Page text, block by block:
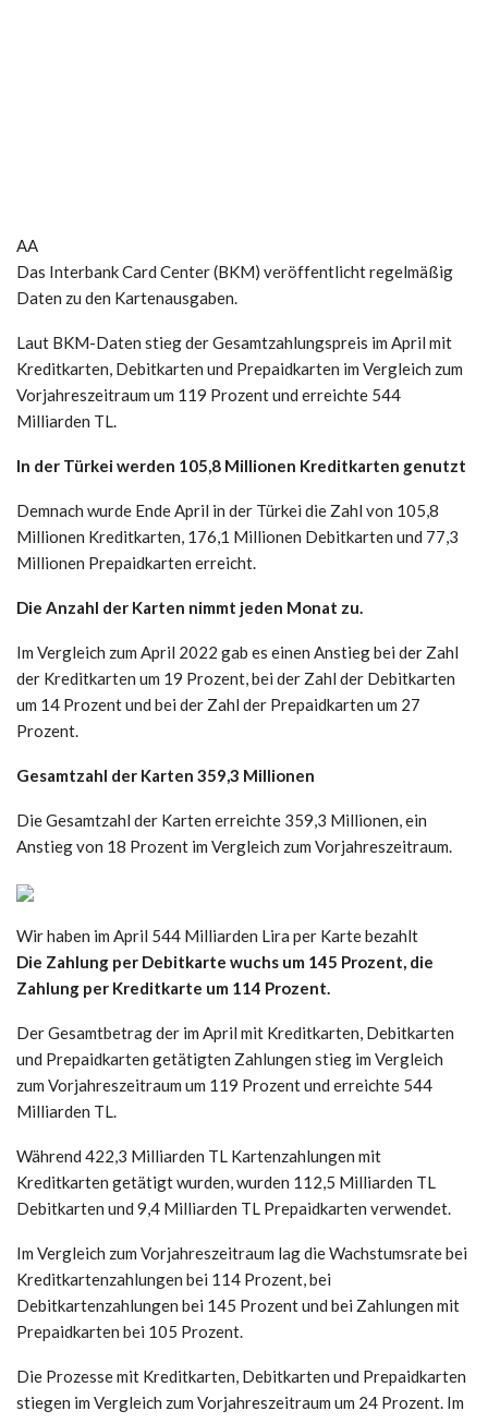
AA
Das Interbank Card Center (BKM) veröffentlicht regelmäßig
Daten zu den Kartenausgaben.
Laut BKM-Daten stieg der Gesamtzahlungspreis im April mit
Kreditkarten, Debitkarten und Prepaidkarten im Vergleich zum
Vorjahreszeitraum um 119 Prozent und erreichte 544
Milliarden TL.
In der Türkei werden 105,8 Millionen Kreditkarten genutzt
Demnach wurde Ende April in der Türkei die Zahl von 105,8
Millionen Kreditkarten, 176,1 Millionen Debitkarten und 77,3
Millionen Prepaidkarten erreicht.
Die Anzahl der Karten nimmt jeden Monat zu.
Im Vergleich zum April 2022 gab es einen Anstieg bei der Zahl
der Kreditkarten um 19 Prozent, bei der Zahl der Debitkarten
um 14 Prozent und bei der Zahl der Prepaidkarten um 27
Prozent.
Gesamtzahl der Karten 359,3 Millionen
Die Gesamtzahl der Karten erreichte 359,3 Millionen, ein
Anstieg von 18 Prozent im Vergleich zum Vorjahreszeitraum.
Wir haben im April 544 Milliarden Lira per Karte bezahlt
Die Zahlung per Debitkarte wuchs um 145 Prozent, die
Zahlung per Kreditkarte um 114 Prozent.
Der Gesamtbetrag der im April mit Kreditkarten, Debitkarten
und Prepaidkarten getätigten Zahlungen stieg im Vergleich
zum Vorjahreszeitraum um 119 Prozent und erreichte 544
Milliarden TL.
Während 422,3 Milliarden TL Kartenzahlungen mit
Kreditkarten getätigt wurden, wurden 112,5 Milliarden TL
Debitkarten und 9,4 Milliarden TL Prepaidkarten verwendet.
Im Vergleich zum Vorjahreszeitraum lag die Wachstumsrate bei
Kreditkartenzahlungen bei 114 Prozent, bei
Debitkartenzahlungen bei 145 Prozent und bei Zahlungen mit
Prepaidkarten bei 105 Prozent.
Die Prozesse mit Kreditkarten, Debitkarten und Prepaidkarten
stiegen im Vergleich zum Vorjahreszeitraum um 24 Prozent. Im